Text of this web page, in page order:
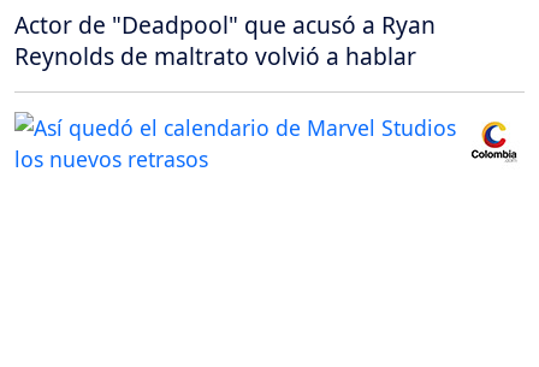
Actor de "Deadpool" que acusó a Ryan
Reynolds de maltrato volvió a hablar